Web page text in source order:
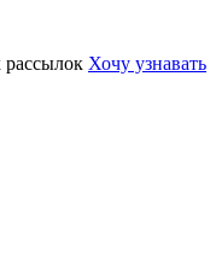
Хочу узнавать